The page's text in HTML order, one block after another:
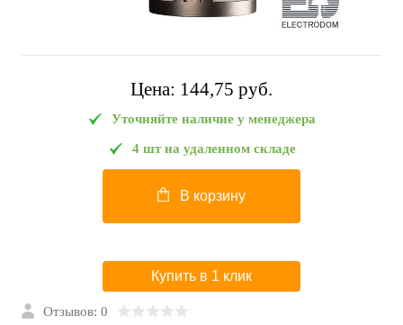
Цена: 144,75 pуб.
Уточняйте наличие у менеджера
4 шт на удаленном складе
В корзину
Купить в 1 клик
Отзывов: 0